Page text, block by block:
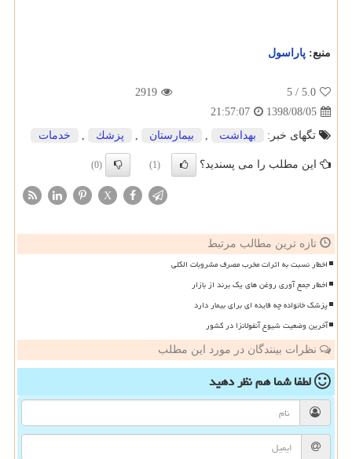
منبع: پاراسول
5.0
/ 5
2919
1398/08/05
21:57:07
تگهای خبر:
بهداشت , بیمارستان , پزشك , خدمات
این مطلب را می پسندید؟ (1)
(0)
X
تازه ترین مطالب مرتبط
اخطار نسبت به اثرات مخرب مصرف مشروبات الکلی
اخطار جمع آوری روغن های یک برند از بازار
پزشک خانواده چه فایده ای برای بیمار دارد
آخرین وضعیت شیوع آنفولانزا در کشور
نظرات بینندگان در مورد این مطلب
لطفا شما همنظر دهید